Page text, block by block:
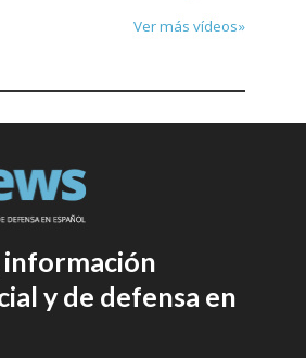
Ver más vídeos»
información
y de defensa en